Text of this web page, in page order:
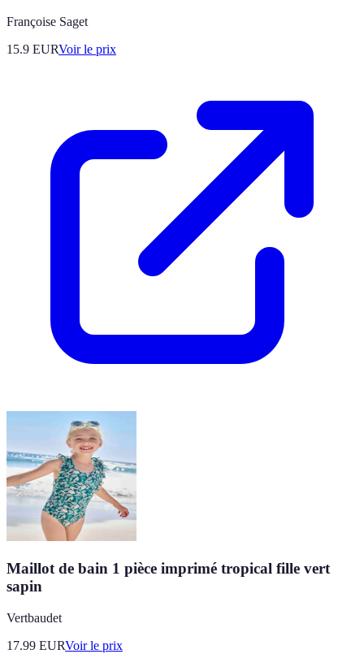
Françoise Saget
15.9 EURVoir le prix
Maillot de bain 1 pièce imprimé tropical fille vert
sapin
Vertbaudet
17.99 EURVoir le prix